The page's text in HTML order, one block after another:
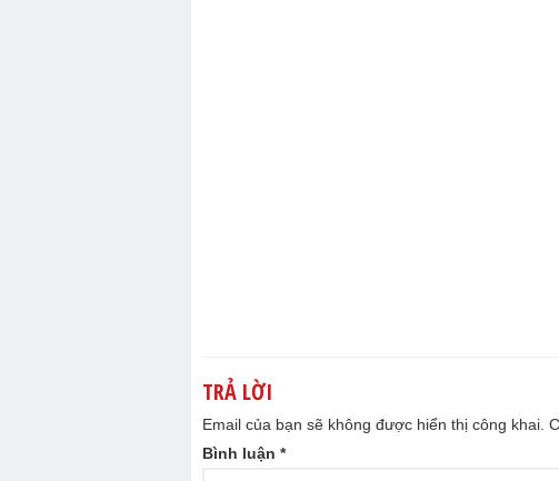
TRẢ LỜI
Email của bạn sẽ không được hiển thị công khai.
Bình luận *